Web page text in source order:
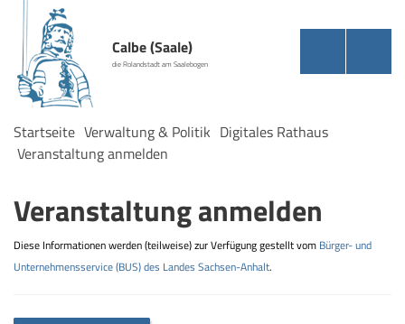
Calbe (Saale)
die Rolandstadt am Saalebogen
Startseite Verwaltung & Politik Digitales Rathaus
Veranstaltung anmelden
Veranstaltung anmelden
Diese Informationen werden (teilweise) zur Verfügung gestellt vom Bürger- und
Unternehmensservice (BUS) des Landes Sachsen-Anhalt.